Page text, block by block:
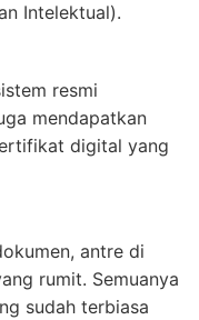
Intelektual).
resmi
mendapatkan
digital yang
antre di
rumit. Semuanya
sudah terbiasa